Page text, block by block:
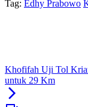
Tag: Edhy Prabowo
Khofifah Uji Tol
untuk 29 Km